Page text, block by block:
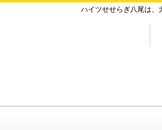
ハイツせせらぎ八尾は、